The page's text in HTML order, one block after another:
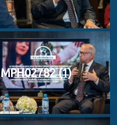
MPH02782 (1)